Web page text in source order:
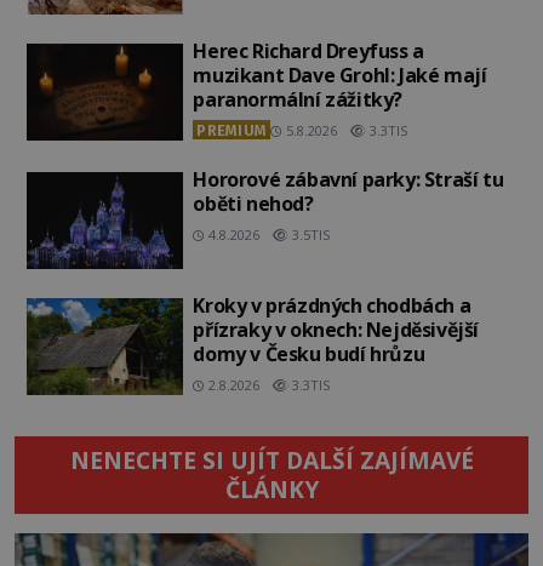
Herec Richard Dreyfuss a
muzikant Dave Grohl: Jaké mají
paranormální zážitky?
PREMIUM 5.8.2026 3.3TIS
Hororové zábavní parky: Straší tu
oběti nehod?
4.8.2026 3.5TIS
Kroky v prázdných chodbách a
přízraky v oknech: Nejděsivější
domy v Česku budí hrůzu
2.8.2026 3.3TIS
NENECHTE SI UJÍT DALŠÍ ZAJÍMAVÉ
ČLÁNKY